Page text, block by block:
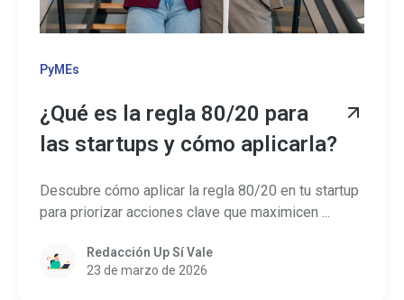
PyMEs
¿Qué es la regla 80/20 para
las startups y cómo aplicarla?
Descubre cómo aplicar la regla 80/20 en tu startup
para priorizar acciones clave que maximicen ...
Redacción Up Sí Vale
23 de marzo de 2026